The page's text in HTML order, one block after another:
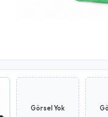
Görsel Yok